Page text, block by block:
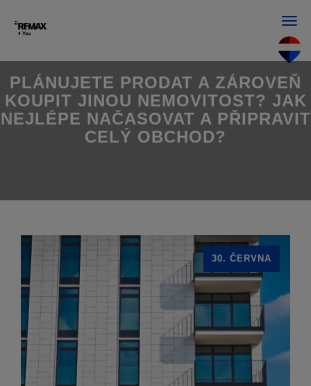
PLÁNUJETE PRODAT A ZÁROVEŇ
KOUPIT JINOU NEMOVITOST? JAK
NEJLÉPE NAČASOVAT A PŘIPRAVIT
CELÝ OBCHOD?
30. ČERVNA